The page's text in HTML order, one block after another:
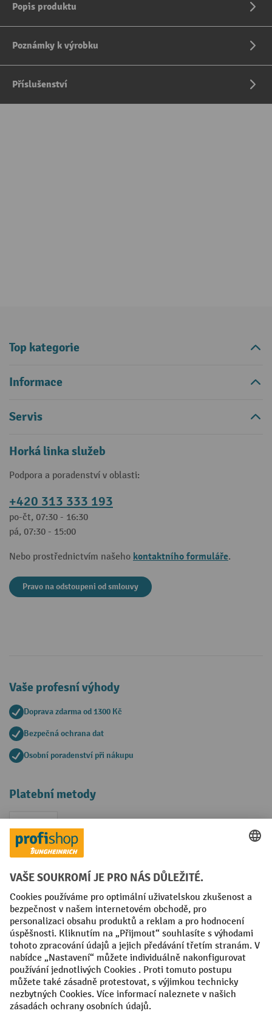
Popis produktu
Poznámky k výrobku
Příslušenství
Top kategorie
Informace
Servis
Horká linka služeb
Podpora a poradenství v oblasti:
+420 313 333 193
po-čt, 07:30 - 16:30
pá, 07:30 - 15:00
Nebo prostřednictvím našeho kontaktního formuláře.
Pravo na odstoupeni od smlouvy
Vaše profesní výhody
Doprava zdarma od 1300 Kč
Bezpečná ochrana dat
Osobní poradenství při nákupu
Platební metody
Faktura
Sociální sítě
Facebook
YouTubeLinkedIn
VODP Otisk
Prohlášení o ochraně osobních údajů
Nastavení ochrany osobních údajů